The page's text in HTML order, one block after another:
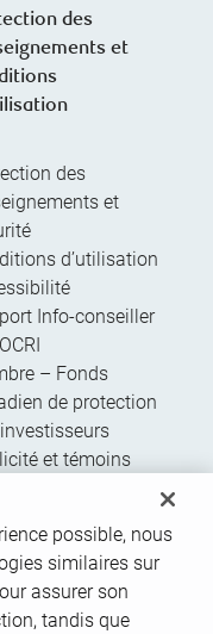
des
et
des
et
d’utilisation
Info-conseiller
– Fonds
de protection
et témoins
possible, nous
similaires sur
assurer son
tandis que